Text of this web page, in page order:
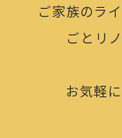
ご家族のラ
ごとリ
お気軽に